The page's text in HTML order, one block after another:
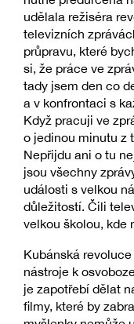
udělala režiséra
televizních
průpravu, které
si, že práce ve
tady jsem den co
a v konfrontaci s
Když pracuji ve
o jedinou minutu z
Nepřijdu ani o tu
jsou všechny
události s velkou
důležitostí. Čili
velkou školou, kde
Kubánská
nástroje k
je zapotřebí dělat
filmy, které by